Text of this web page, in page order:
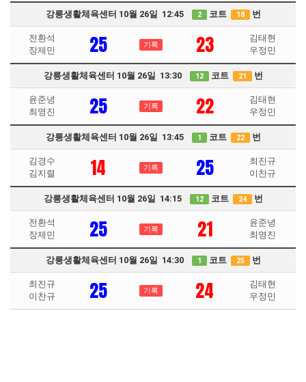
강릉생활체육센터 10월 26일 12:45 2 코트 18 번
전환석
장제민
25 기록 23
김태현
우정민
강릉생활체육센터 10월 26일 13:30 12 코트 21 번
윤준녕
최영진
25 기록 22
김태현
우정민
강릉생활체육센터 10월 26일 13:45 1 코트 22 번
김경수
김지렬
14 기록 25
최진규
이찬규
강릉생활체육센터 10월 26일 14:15 12 코트 24 번
전환석
장제민
25 기록 21
윤준녕
최영진
강릉생활체육센터 10월 26일 14:30 1 코트 25 번
최진규
이찬규
25 기록 24
김태현
우정민